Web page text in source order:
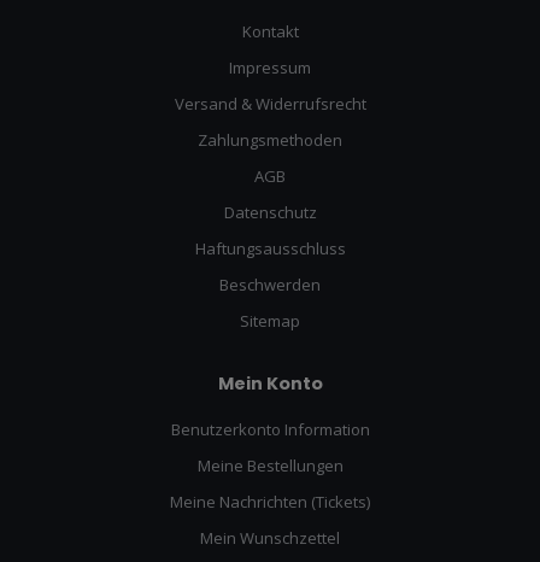
Kontakt
Impressum
Versand & Widerrufsrecht
Zahlungsmethoden
AGB
Datenschutz
Haftungsausschluss
Beschwerden
Sitemap
Mein Konto
Benutzerkonto Information
Meine Bestellungen
Meine Nachrichten (Tickets)
Mein Wunschzettel